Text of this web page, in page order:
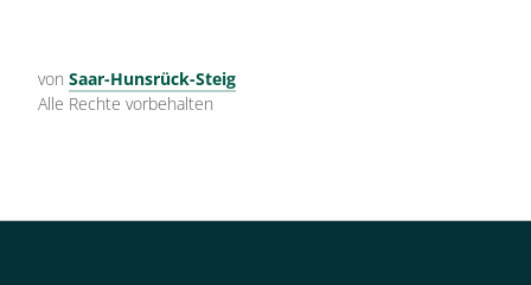
von Saar-Hunsrück-Steig
Alle Rechte vorbehalten